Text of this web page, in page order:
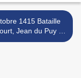
1415 Bataille
Jean du Puy du
de Perrinet